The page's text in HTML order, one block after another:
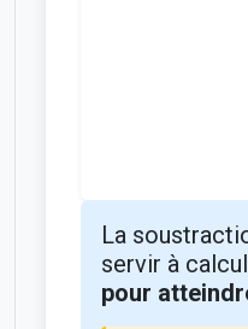
La
servir à
pour